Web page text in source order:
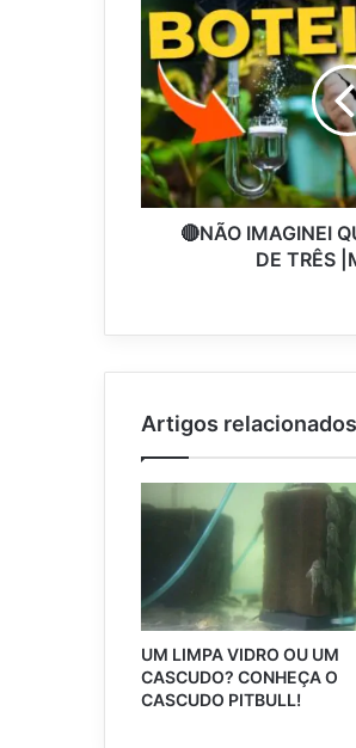
🔴NÃO IMAGINEI
DE TRÊS
Artigos relacionados
UM LIMPA VIDRO OU UM
CASCUDO? CONHEÇA O
CASCUDO PITBULL!